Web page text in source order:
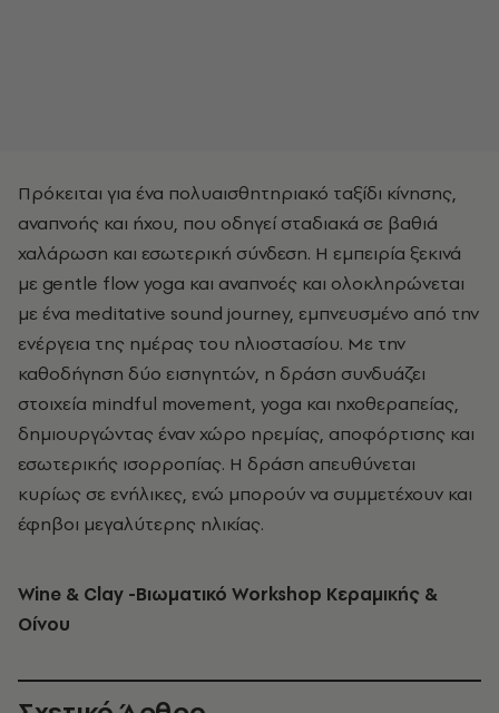
Πρόκειται για ένα πολυαισθητηριακό ταξίδι κίνησης,
αναπνοής και ήχου, που οδηγεί σταδιακά σε βαθιά
χαλάρωση και εσωτερική σύνδεση. Η εμπειρία ξεκινά
με gentle flow yoga και αναπνοές και ολοκληρώνεται
με ένα meditative sound journey, εμπνευσμένο από την
ενέργεια της ημέρας του ηλιοστασίου. Με την
καθοδήγηση δύο εισηγητών, η δράση συνδυάζει
στοιχεία mindful movement, yoga και ηχοθεραπείας,
δημιουργώντας έναν χώρο ηρεμίας, αποφόρτισης και
εσωτερικής ισορροπίας. Η δράση απευθύνεται
κυρίως σε ενήλικες, ενώ μπορούν να συμμετέχουν και
έφηβοι μεγαλύτερης ηλικίας.
Wine & Clay -Βιωματικό Workshop Κεραμικής &
Οίνου